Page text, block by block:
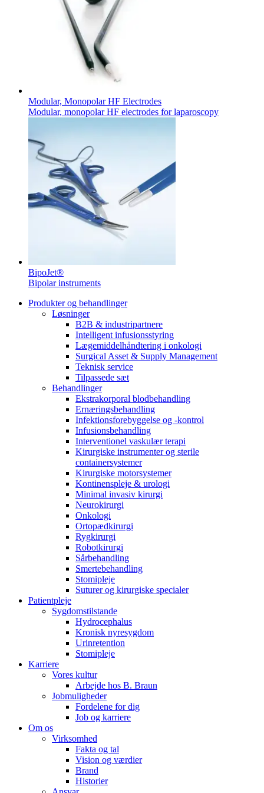
Produktoversigter
Find det produkt, du leder efter. Besøg B. Brauns
produktkatalog med vores komplette portefølje.
Kontakt
I dialog med B. Braun. Lad os tale sammen.
Modular, Monopolar HF Electrodes
Modular, monopolar HF electrodes for laparoscopy
BipoJet®
Bipolar instruments
Produkter og behandlinger
Løsninger
B2B & industripartnere
Intelligent infusionsstyring
Lægemiddelhåndtering i onkologi
Surgical Asset & Supply Management
Teknisk service
Tilpassede sæt
Behandlinger
Ekstrakorporal blodbehandling
Ernæringsbehandling
Infektionsforebyggelse og -kontrol
Infusionsbehandling
Interventionel vaskulær terapi
Kirurgiske instrumenter og sterile
containersystemer
Kirurgiske motorsystemer
Kontinenspleje & urologi
Minimal invasiv kirurgi
Neurokirurgi
Onkologi
Ortopædkirurgi
Rygkirurgi
Robotkirurgi
Sårbehandling
Smertebehandling
Stomipleje
Suturer og kirurgiske specialer
Patientpleje
Sygdomstilstande
Hydrocephalus
Kronisk nyresygdom
Urinretention
Stomipleje
Karriere
Vores kultur
Arbejde hos B. Braun
Jobmuligheder
Fordelene for dig
Job og karriere
Om os
Virksomhed
Fakta og tal
Vision og værdier
Brand
Historier